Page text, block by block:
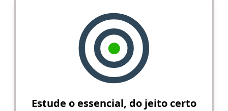
Estude o essencial, do jeito certo